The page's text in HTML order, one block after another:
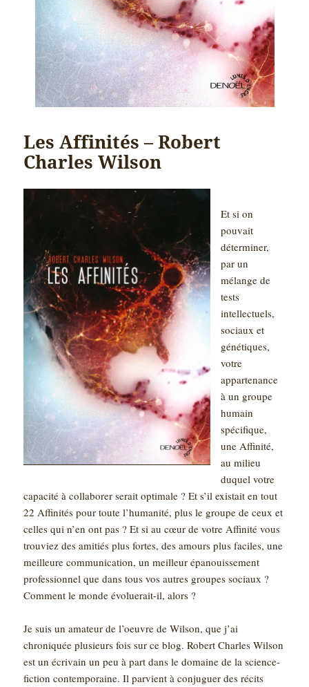
Les Affinités – Robert
Charles Wilson
Et si on
pouvait
déterminer,
par un
mélange de
tests
intellectuels,
sociaux et
génétiques,
votre
appartenance
à un groupe
humain
spécifique,
une Affinité,
au milieu
duquel votre
capacité à collaborer serait optimale ? Et s’il existait en tout
22 Affinités pour toute l’humanité, plus le groupe de ceux et
celles qui n’en ont pas ? Et si au cœur de votre Affinité vous
trouviez des amitiés plus fortes, des amours plus faciles, une
meilleure communication, un meilleur épanouissement
professionnel que dans tous vos autres groupes sociaux ?
Comment le monde évoluerait-il, alors ?
Je suis un amateur de l’oeuvre de Wilson, que j’ai
chroniquée plusieurs fois sur ce blog. Robert Charles Wilson
est un écrivain un peu à part dans le domaine de la science-
fiction contemporaine. Il parvient à conjuguer des récits